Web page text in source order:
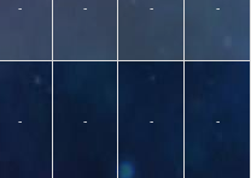
- - - -
- - - -